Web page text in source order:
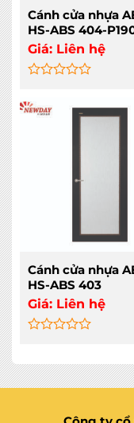
Cánh cửa nhựa
HS-ABS 404-
Giá: Liên hệ
0
out
Cánh cửa nhựa
HS-ABS 403
Giá: Liên hệ
out
of